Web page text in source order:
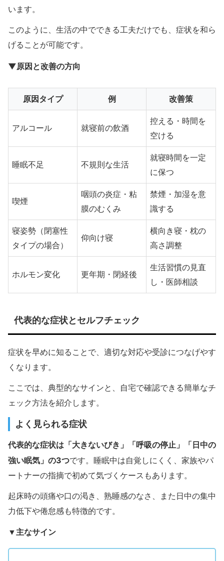
います。
このように、生活の中でできる工夫だけでも、症状を和ら
げることが可能です。
▼原因と改善の方向
原因タイプ 例 改善策
アルコール 就寝前の飲酒
控える・時間を
空ける
睡眠不足 不規則な生活
就寝時間を一定
に保つ
喫煙
咽頭の炎症・粘
膜のむくみ
禁煙・加湿を意
識する
寝姿勢（閉塞性
タイプの場合）
仰向け寝
横向き寝・枕の
高さ調整
ホルモン変化 更年期・閉経後
生活習慣の見直
し・医師相談
代表的な症状とセルフチェック
症状を早めに知ることで、適切な対応や受診につなげやす
くなります。
ここでは、典型的なサインと、自宅で確認できる簡単なチ
ェック方法を紹介します。
よく見られる症状
代表的な症状は「大きないびき」「呼吸の停止」「日中の
強い眠気」の3つです。睡眠中は自覚しにくく、家族やパ
ートナーの指摘で初めて気づくケースもあります。
起床時の頭痛や口の渇き、熟睡感のなさ、また日中の集中
力低下や倦怠感も特徴的です。
▼主なサイン